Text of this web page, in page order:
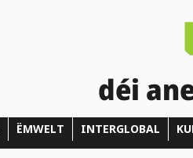
déi
ËMWELT INTERGLOBAL